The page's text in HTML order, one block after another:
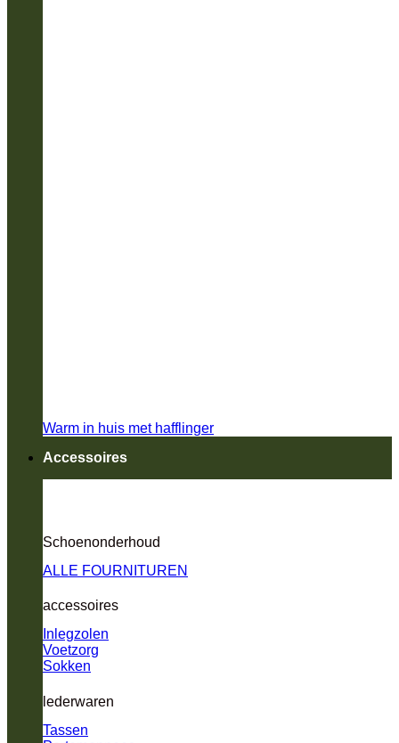
Warm in huis met hafflinger
Accessoires
Schoenonderhoud
ALLE FOURNITUREN
accessoires
Inlegzolen
Voetzorg
Sokken
lederwaren
Tassen